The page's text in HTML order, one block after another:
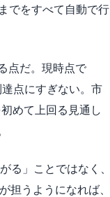
でをすべて自動で行
点だ。現時点で
点にすぎない。市
めて上回る見通し
る」ことではなく、
担うようになれば、